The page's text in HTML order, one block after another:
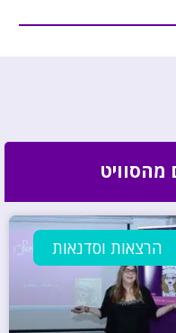
מהסוויט
הרצאות וסדנאות